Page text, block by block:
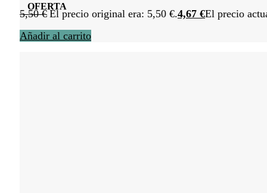
OFERTA
5,50€ El precio original era: 5,50 €.4,67 €El precio
Añadir al carrito